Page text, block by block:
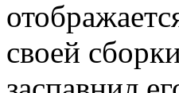
своей